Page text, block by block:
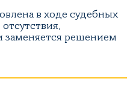
в ходе судебных
заменяется решением